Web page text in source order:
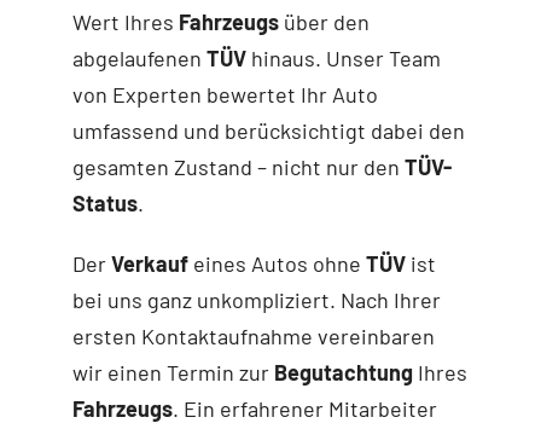
Wert Ihres Fahrzeugsüber den
abgelaufenen TÜVhinaus. Unser Team
von Experten bewertet Ihr Auto
umfassend und berücksichtigt dabei den
gesamten Zustand – nicht nur den TÜV-
Status.
DerVerkaufeines Autos ohne TÜVist
bei uns ganz unkompliziert. Nach Ihrer
ersten Kontaktaufnahme vereinbaren
wir einen Termin zur BegutachtungIhres
Fahrzeugs. Ein erfahrener Mitarbeiter